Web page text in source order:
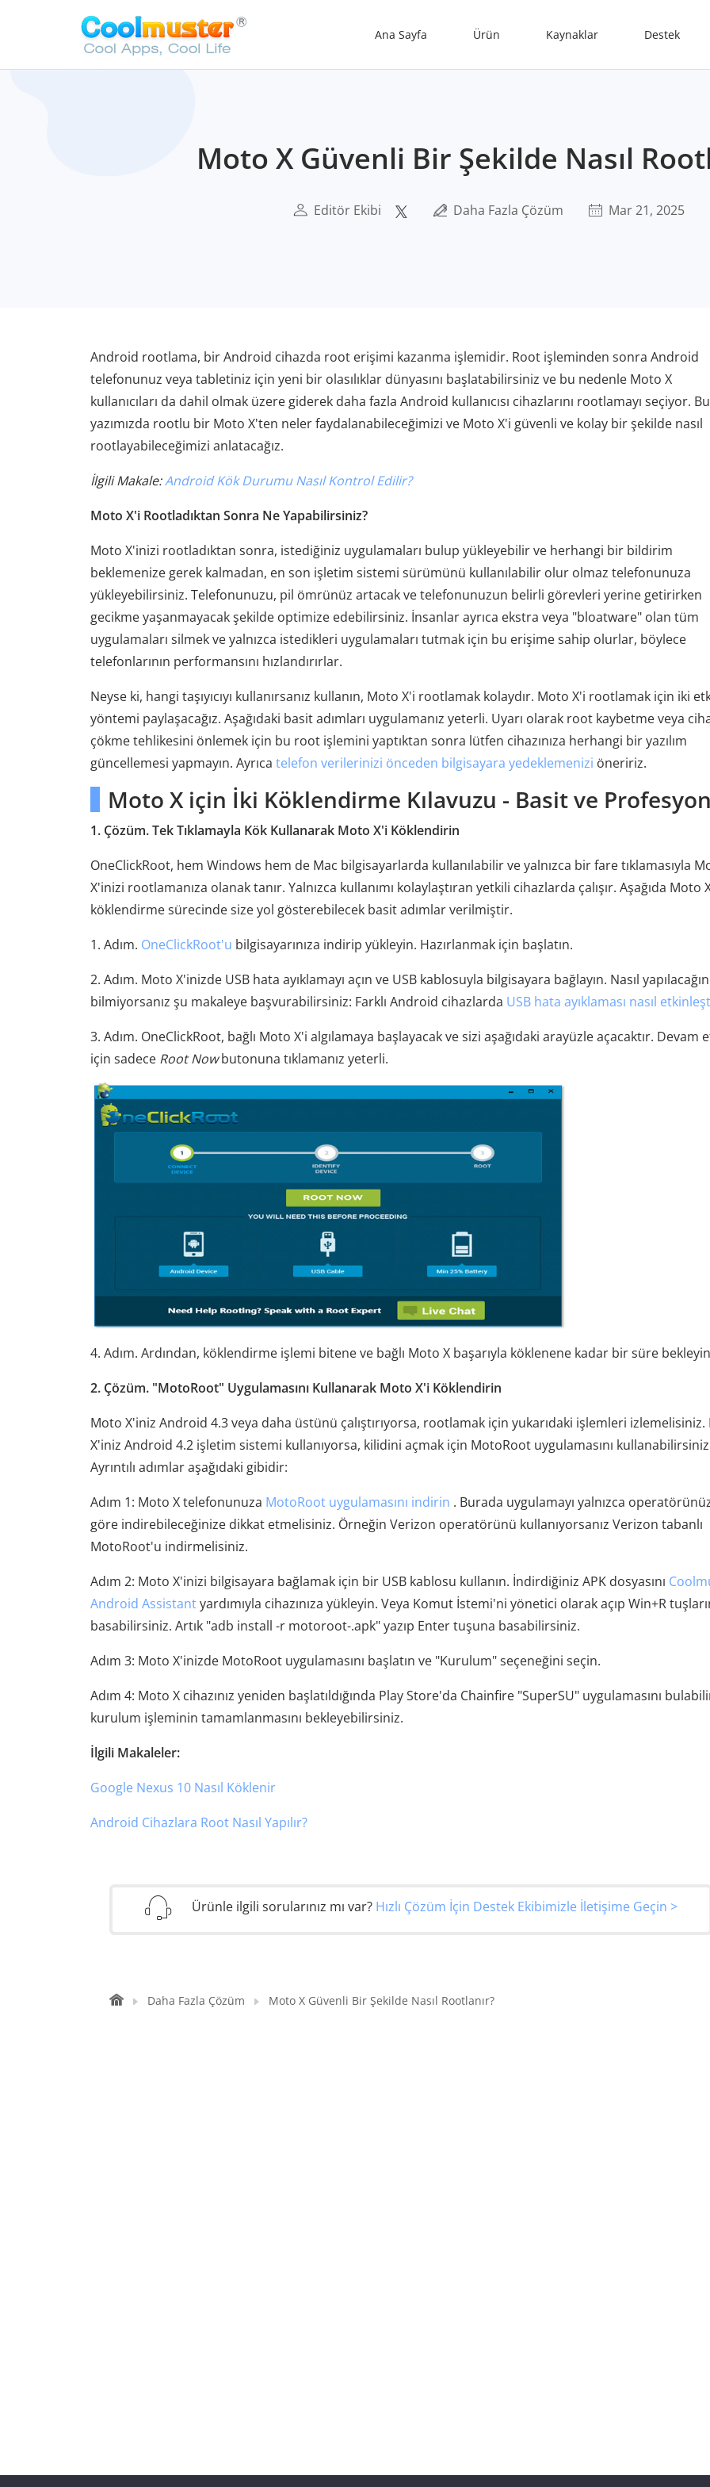
Ana Sayfa Ürün Kaynaklar Destek
Moto X Güvenli Bir Şekilde Nasıl
Editör Ekibi Daha Fazla Çözüm Mar 21, 2025
Android rootlama, bir Android cihazda root erişimi kazanma işlemidir. Root işleminden sonra Android
telefonunuz veya tabletiniz için yeni bir olasılıklar dünyasını başlatabilirsiniz ve bu nedenle Moto X
kullanıcıları da dahil olmak üzere giderek daha fazla Android kullanıcısı cihazlarını rootlamayı seçiyor. Bu
yazımızda rootlu bir Moto X'ten neler faydalanabileceğimizi ve Moto X'i güvenli ve kolay bir şekilde nasıl
rootlayabileceğimizi anlatacağız.
İlgili Makale:Android Kök Durumu Nasıl Kontrol Edilir?
Moto X'i Rootladıktan Sonra Ne Yapabilirsiniz?
Moto X'inizi rootladıktan sonra, istediğiniz uygulamaları bulup yükleyebilir ve herhangi bir bildirim
beklemenize gerek kalmadan, en son işletim sistemi sürümünü kullanılabilir olur olmaz telefonunuza
yükleyebilirsiniz. Telefonunuzu, pil ömrünüz artacak ve telefonunuzun belirli görevleri yerine getirirken
gecikme yaşanmayacak şekilde optimize edebilirsiniz. İnsanlar ayrıca ekstra veya "bloatware" olan tüm
uygulamaları silmek ve yalnızca istedikleri uygulamaları tutmak için bu erişime sahip olurlar, böylece
telefonlarının performansını hızlandırırlar.
Neyse ki, hangi taşıyıcıyı kullanırsanız kullanın, Moto X'i rootlamak kolaydır. Moto X'i rootlamak için iki
yöntemi paylaşacağız. Aşağıdaki basit adımları uygulamanız yeterli. Uyarı olarak root kaybetme veya
çökme tehlikesini önlemek için bu root işlemini yaptıktan sonra lütfen cihazınıza herhangi bir yazılım
güncellemesi yapmayın. Ayrıca telefon verilerinizi önceden bilgisayara yedeklemenizi öneririz.
Moto X için İki Köklendirme Kılavuzu - Basit ve
1. Çözüm. Tek Tıklamayla Kök Kullanarak Moto X'i Köklendirin
OneClickRoot, hem Windows hem de Mac bilgisayarlarda kullanılabilir ve yalnızca bir fare tıklamasıyla
X'inizi rootlamanıza olanak tanır. Yalnızca kullanımı kolaylaştıran yetkili cihazlarda çalışır. Aşağıda Moto
köklendirme sürecinde size yol gösterebilecek basit adımlar verilmiştir.
1. Adım. OneClickRoot'u bilgisayarınıza indirip yükleyin. Hazırlanmak için başlatın.
2. Adım. Moto X'inizde USB hata ayıklamayı açın ve USB kablosuyla bilgisayara bağlayın. Nasıl
bilmiyorsanız şu makaleye başvurabilirsiniz: Farklı Android cihazlarda USB hata ayıklaması nasıl
3. Adım. OneClickRoot, bağlı Moto X'i algılamaya başlayacak ve sizi aşağıdaki arayüzle açacaktır. Devam
için sadece Root Nowbutonuna tıklamanız yeterli.
4. Adım. Ardından, köklendirme işlemi bitene ve bağlı Moto X başarıyla köklenene kadar bir süre
2. Çözüm. "MotoRoot" Uygulamasını Kullanarak Moto X'i Köklendirin
Moto X'iniz Android 4.3 veya daha üstünü çalıştırıyorsa, rootlamak için yukarıdaki işlemleri
X'iniz Android 4.2 işletim sistemi kullanıyorsa, kilidini açmak için MotoRoot uygulamasını
Ayrıntılı adımlar aşağıdaki gibidir:
Adım 1: Moto X telefonunuza MotoRoot uygulamasını indirin . Burada uygulamayı yalnızca
göre indirebileceğinize dikkat etmelisiniz. Örneğin Verizon operatörünü kullanıyorsanız Verizon tabanlı
MotoRoot'u indirmelisiniz.
Adım 2: Moto X'inizi bilgisayara bağlamak için bir USB kablosu kullanın. İndirdiğiniz APK dosyasını
Android Assistantyardımıyla cihazınıza yükleyin. Veya Komut İstemi'ni yönetici olarak açıp Win+R
basabilirsiniz. Artık "adb install -r motoroot-.apk" yazıp Enter tuşuna basabilirsiniz.
Adım 3: Moto X'inizde MotoRoot uygulamasını başlatın ve "Kurulum" seçeneğini seçin.
Adım 4: Moto X cihazınız yeniden başlatıldığında Play Store'da Chainfire "SuperSU" uygulamasını
kurulum işleminin tamamlanmasını bekleyebilirsiniz.
İlgili Makaleler:
Google Nexus 10 Nasıl Köklenir
Android Cihazlara Root Nasıl Yapılır?
Ürünle ilgili sorularınız mı var? Hızlı Çözüm İçin Destek Ekibimizle İletişime Geçin >
Daha Fazla Çözüm Moto X Güvenli Bir Şekilde Nasıl Rootlanır?